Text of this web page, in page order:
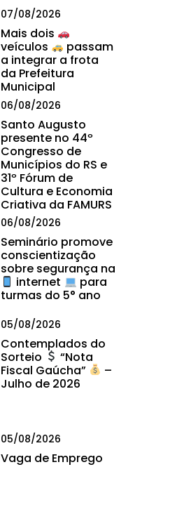
07/08/2026
Mais dois
veículos
passam
a integrar a frota
da Prefeitura
Municipal
06/08/2026
Santo Augusto
presente no 44º
Congresso de
Municípios do RS e
31º Fórum de
Cultura e Economia
Criativa da FAMURS
06/08/2026
Seminário promove
conscientização
sobre segurança na
internet
para
turmas do 5° ano
05/08/2026
Contemplados do
Sorteio
“Nota
Fiscal Gaúcha”
–
Julho de 2026
05/08/2026
Vaga de Emprego